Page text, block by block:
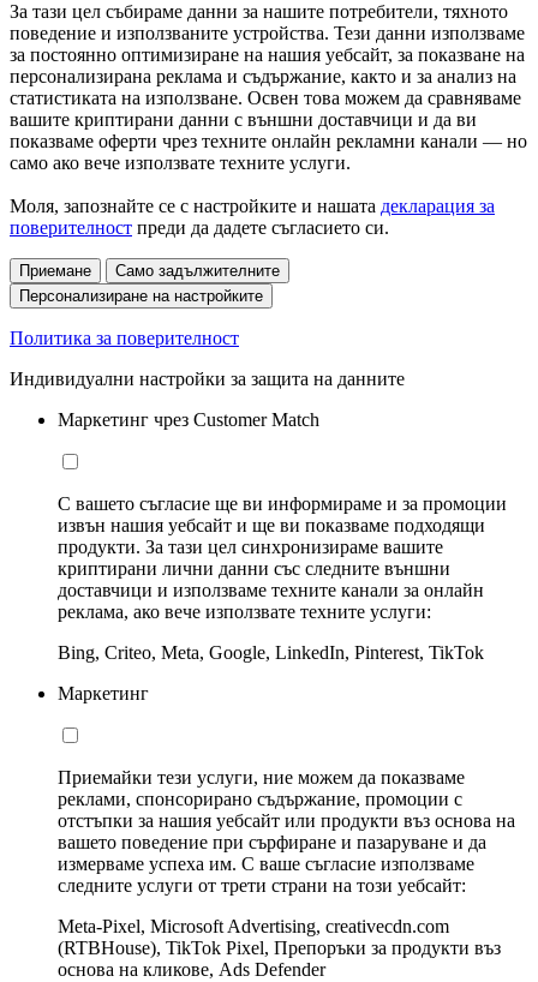
За тази цел събираме данни за нашите потребители, тяхното
поведение и използваните устройства. Тези данни използваме
за постоянно оптимизиране на нашия уебсайт, за показване на
персонализирана реклама и съдържание, както и за анализ на
статистиката на използване. Освен това можем да сравняваме
вашите криптирани данни с външни доставчици и да ви
показваме оферти чрез техните онлайн рекламни канали — но
само ако вече използвате техните услуги.
Моля, запознайте се с настройките и нашата декларация за
поверителност преди да дадете съгласието си.
Приемане
Само задължителните
Персонализиране на настройките
Политика за поверителност
Индивидуални настройки за защита на данните
Маркетинг чрез Customer Match
С вашето съгласие ще ви информираме и за промоции
извън нашия уебсайт и ще ви показваме подходящи
продукти. За тази цел синхронизираме вашите
криптирани лични данни със следните външни
доставчици и използваме техните канали за онлайн
реклама, ако вече използвате техните услуги:
Bing, Criteo, Meta, Google, LinkedIn, Pinterest, TikTok
Маркетинг
Приемайки тези услуги, ние можем да показваме
реклами, спонсорирано съдържание, промоции с
отстъпки за нашия уебсайт или продукти въз основа на
вашето поведение при сърфиране и пазаруване и да
измерваме успеха им. С ваше съгласие използваме
следните услуги от трети страни на този уебсайт:
Meta-Pixel, Microsoft Advertising, creativecdn.com
(RTBHouse), TikTok Pixel, Препоръки за продукти въз
основа на кликове, Ads Defender